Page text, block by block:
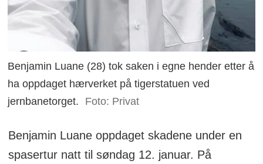
Benjamin Luane (28) tok saken i egne hender etter å
ha oppdaget hærverket på tigerstatuen ved
jernbanetorget.
Foto: Privat
Benjamin Luane oppdaget skadene under en
spasertur natt til søndag 12. januar. På